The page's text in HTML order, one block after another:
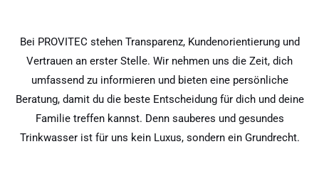
Bei PROVITEC stehen Transparenz, Kundenorientierung und
Vertrauen an erster Stelle. Wir nehmen uns die Zeit, dich
umfassend zu informieren und bieten eine persönliche
Beratung, damit du die beste Entscheidung für dich und deine
Familie treffen kannst. Denn sauberes und gesundes
Trinkwasser ist für uns kein Luxus, sondern ein Grundrecht.